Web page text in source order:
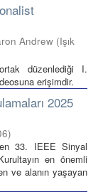
Andrew (Işık
düzenlediği I.
erişimdir.
2025
)
33. IEEE Sinyal
en önemli
ve alanın yaşayan